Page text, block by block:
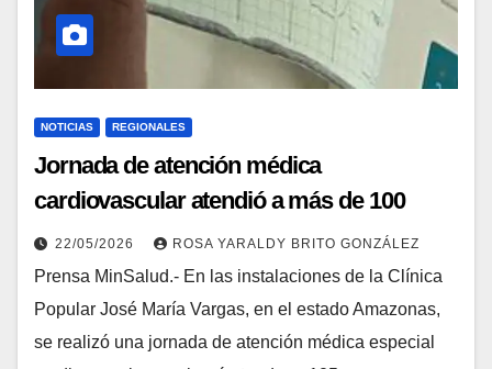
NOTICIAS REGIONALES
Jornada de atención médica
cardiovascular atendió a más de 100
pacientes en Amazonas
22/05/2026 ROSA YARALDY BRITO GONZÁLEZ
Prensa MinSalud.- En las instalaciones de la Clínica
Popular José María Vargas, en el estado Amazonas,
se realizó una jornada de atención médica especial